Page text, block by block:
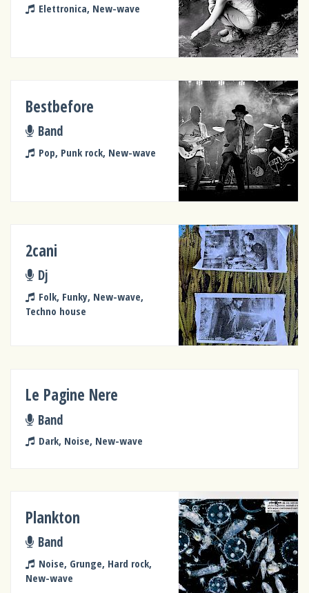
Elettronica, New-wave
Bestbefore
Band
Pop, Punk rock, New-wave
2cani
Dj
Folk, Funky, New-wave,
Techno house
Le Pagine Nere
Band
Dark, Noise, New-wave
Plankton
Band
Noise, Grunge, Hard rock,
New-wave